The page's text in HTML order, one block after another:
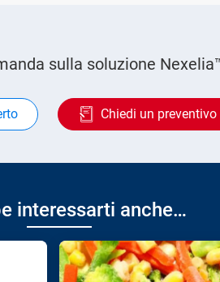
sulla soluzione
Chiedi un preventivo
interessarti anche…